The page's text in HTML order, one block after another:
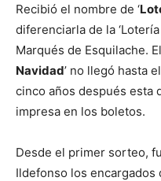
Recibió el nombre de ‘
diferenciarla de la
Marqués de Esquilache.
Navidad’ no llegó hasta
cinco años después esta
impresa en los boletos.
Desde el primer sorteo,
Ildefonso los encargados